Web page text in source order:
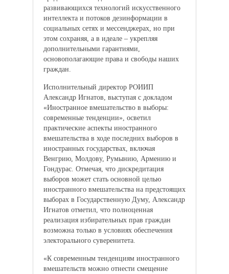
развивающихся технологий искусственного
интеллекта и потоков дезинформации в
социальных сетях и мессенджерах, но при
этом сохраняя, а в идеале – укрепляя
дополнительными гарантиями,
основополагающие права и свободы наших
граждан.
Исполнительный директор РОИИП
Александр Игнатов, выступая с докладом
«Иностранное вмешательство в выборы:
современные тенденции», осветил
практические аспекты иностранного
вмешательства в ходе последних выборов в
иностранных государствах, включая
Венгрию, Молдову, Румынию, Армению и
Гондурас. Отмечая, что дискредитация
выборов может стать основной целью
иностранного вмешательства на предстоящих
выборах в Государственную Думу, Александр
Игнатов отметил, что полноценная
реализация избирательных прав граждан
возможна только в условиях обеспечения
электорального суверенитета.
«К современным тенденциям иностранного
вмешательств можно отнести смещение